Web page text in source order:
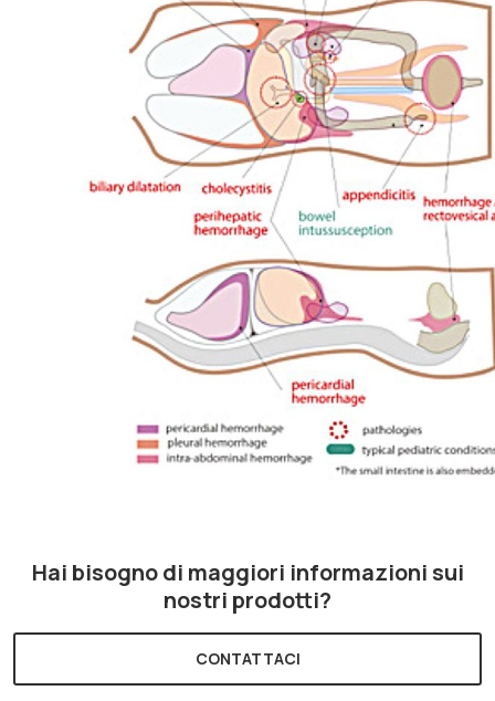
Hai bisogno di maggiori informazioni sui
nostri prodotti?
CONTATTACI